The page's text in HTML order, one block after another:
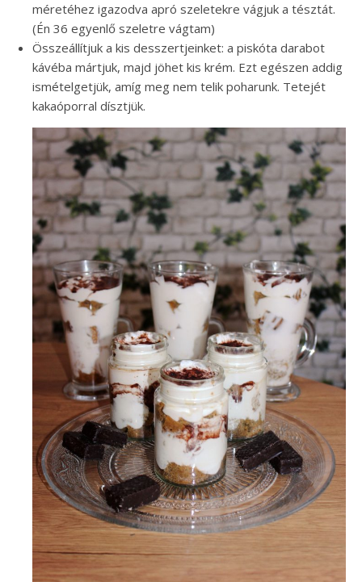
méretéhez igazodva apró szeletekre vágjuk a tésztát.
(Én 36 egyenlő szeletre vágtam)
Összeállítjuk a kis desszertjeinket: a piskóta darabot
kávéba mártjuk, majd jöhet kis krém. Ezt egészen addig
ismételgetjük, amíg meg nem telik poharunk. Tetejét
kakaóporral dísztjük.